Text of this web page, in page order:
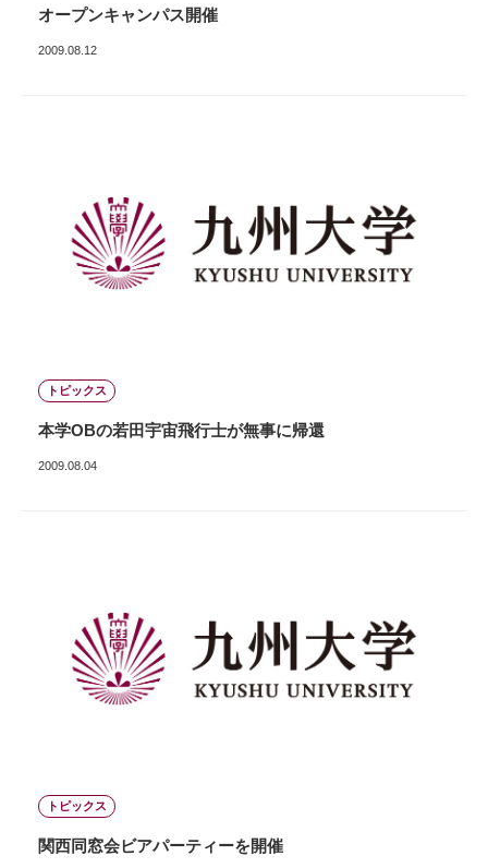
オープンキャンパス開催
2009.08.12
トピックス
本学OBの若田宇宙飛行士が無事に帰還
2009.08.04
トピックス
関西同窓会ビアパーティーを開催